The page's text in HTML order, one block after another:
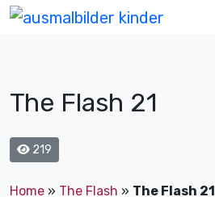
The Flash 21
219
Home » The Flash » The Flash 21